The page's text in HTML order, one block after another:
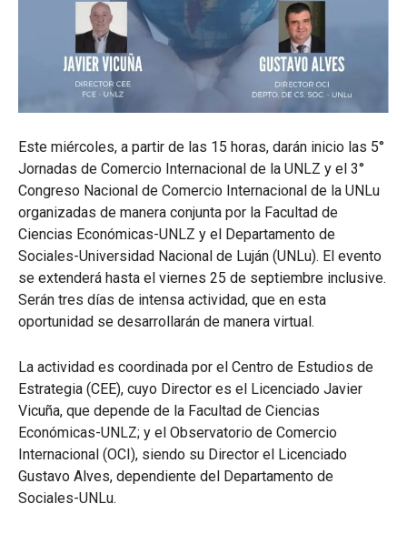
Este miércoles, a partir de las 15 horas, darán inicio las 5°
Jornadas de Comercio Internacional de la UNLZ y el 3°
Congreso Nacional de Comercio Internacional de la UNLu
organizadas de manera conjunta por la Facultad de
Ciencias Económicas-UNLZ y el Departamento de
Sociales-Universidad Nacional de Luján (UNLu). El evento
se extenderá hasta el viernes 25 de septiembre inclusive.
Serán tres días de intensa actividad, que en esta
oportunidad se desarrollarán de manera virtual.
La actividad es coordinada por el Centro de Estudios de
Estrategia (CEE), cuyo Director es el Licenciado Javier
Vicuña, que depende de la Facultad de Ciencias
Económicas-UNLZ; y el Observatorio de Comercio
Internacional (OCI), siendo su Director el Licenciado
Gustavo Alves, dependiente del Departamento de
Sociales-UNLu.